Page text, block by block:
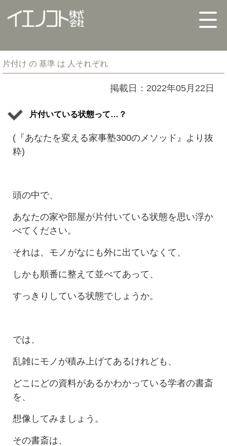
片付け の 基準 は 人それぞれ
掲載日：2022年05月22日
片付いている状態って…？
(『あなたを変える家事塾300のメソッド』より抜
粋)
頭の中で、
あなたの家や部屋が片付いている状態を思い浮か
べてください。
それは、モノがなにも外に出ていなくて、
しかも順番に整えて並べてあって、
すっきりしている状態でしょうか。
では、
乱雑にモノが積み上げてあるけれども、
どこにどの資料があるかわかっている学者の書斎
を、
想像してみましょう。
その書斎は、